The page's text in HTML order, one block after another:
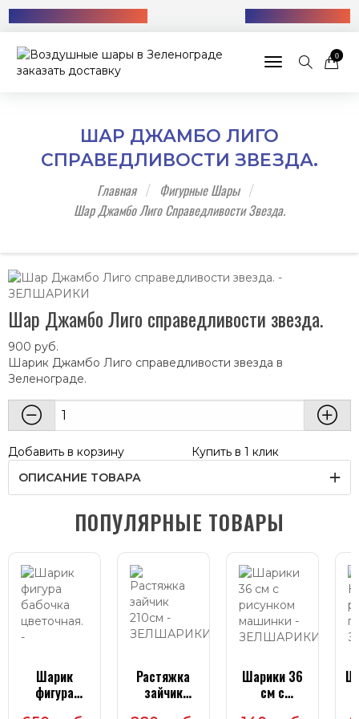
Toggle 0
ШАР ДЖАМБО ЛИГО
СПРАВЕДЛИВОСТИ ЗВЕЗДА.
Главная
Фигурные Шары
Шар Джамбо Лиго Справедливости Звезда.
Шар Джамбо Лиго справедливости звезда.
900 руб.
Шарик Джамбо Лиго справедливости звезда в
Зеленограде.
Добавить в корзину
Купить в 1 клик
ОПИСАНИЕ ТОВАРА
ПОПУЛЯРНЫЕ ТОВАРЫ
Шарик
фигура
Растяжка
зайчик
Шарики 36
см с